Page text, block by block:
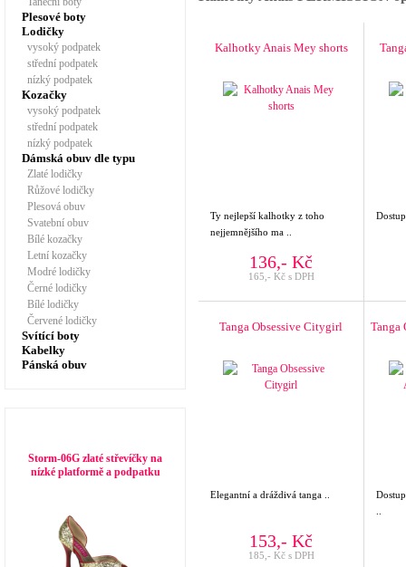
Plesové boty
Lodičky
vysoký podpatek
střední podpatek
nízký podpatek
Kozačky
vysoký podpatek
střední podpatek
nízký podpatek
Dámská obuv dle typu
Zlaté lodičky
Růžové lodičky
Plesová obuv
Svatební obuv
Bílé kozačky
Letní kozačky
Modré lodičky
Černé lodičky
Bílé lodičky
Červené lodičky
Svítící boty
Kabelky
Pánská obuv
Storm-06G zlaté střevíčky na
nízké platformě a podpatku
Kalhotky Anais Mey shorts
Ty nejlepší kalhotky z toho
nejjemnějšího ma ..
136,- Kč
165,- Kč s DPH
Tanga Obsessive Citygirl
Elegantní a dráždivá tanga ..
153,- Kč
185,- Kč s DPH
Tanga